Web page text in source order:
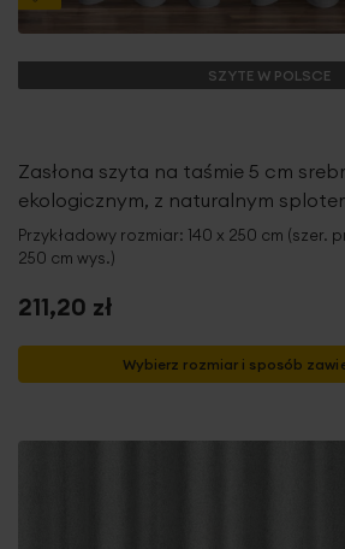
SZYTE W POLSCE
Zasłona szyta na taśmie 5 cm
ekologicznym, z naturalnym
Przykładowy rozmiar: 140 x 250 cm (szer.
250 cm wys.)
211,20 zł
Wybierz rozmiar i sposób